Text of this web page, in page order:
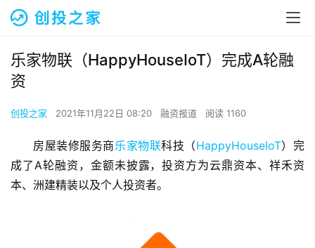
乐家物联（HappyHouseIoT）完成A轮融
资
创投之家 2021年11月22日 08:20 融资报道 阅读 1160
房屋装修服务商乐家物联科技（HappyHouseIoT）完
成了A轮融资，金额未披露，投资方为云鼎资本、祥禾资
本、洲建精装以及个人投资者。